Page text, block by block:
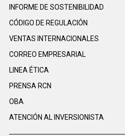
INFORME DE SOSTENIBILIDAD
CÓDIGO DE REGULACIÓN
VENTAS INTERNACIONALES
CORREO EMPRESARIAL
LINEA ÉTICA
PRENSA RCN
OBA
ATENCIÓN AL INVERSIONISTA